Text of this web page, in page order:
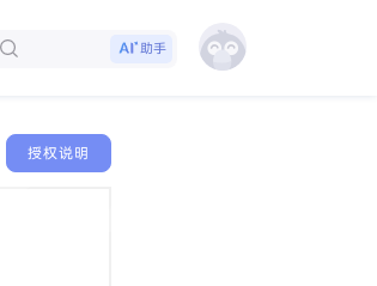
助手
授权说明